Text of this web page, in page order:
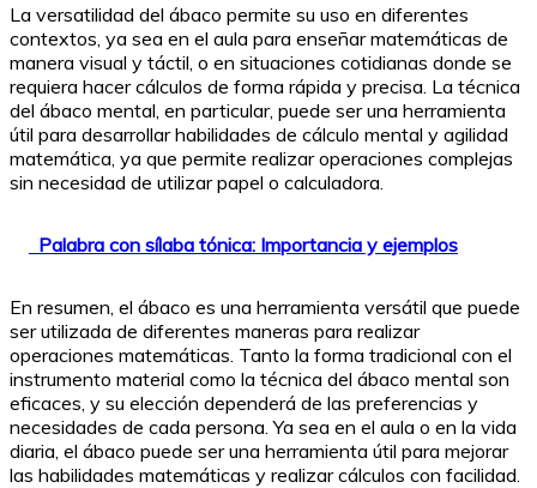
La versatilidad del ábaco permite su uso en diferentes
contextos, ya sea en el aula para enseñar matemáticas de
manera visual y táctil, o en situaciones cotidianas donde se
requiera hacer cálculos de forma rápida y precisa. La técnica
del ábaco mental, en particular, puede ser una herramienta
útil para desarrollar habilidades de cálculo mental y agilidad
matemática, ya que permite realizar operaciones complejas
sin necesidad de utilizar papel o calculadora.
Palabra con sílaba tónica: Importancia y ejemplos
En resumen, el ábaco es una herramienta versátil que puede
ser utilizada de diferentes maneras para realizar
operaciones matemáticas. Tanto la forma tradicional con el
instrumento material como la técnica del ábaco mental son
eficaces, y su elección dependerá de las preferencias y
necesidades de cada persona. Ya sea en el aula o en la vida
diaria, el ábaco puede ser una herramienta útil para mejorar
las habilidades matemáticas y realizar cálculos con facilidad.